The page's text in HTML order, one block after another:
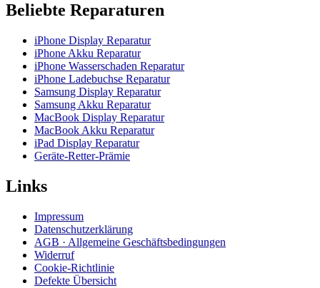
Beliebte Reparaturen
iPhone Display Reparatur
iPhone Akku Reparatur
iPhone Wasserschaden Reparatur
iPhone Ladebuchse Reparatur
Samsung Display Reparatur
Samsung Akku Reparatur
MacBook Display Reparatur
MacBook Akku Reparatur
iPad Display Reparatur
Geräte-Retter-Prämie
Links
Impressum
Datenschutzerklärung
AGB · Allgemeine Geschäftsbedingungen
Widerruf
Cookie-Richtlinie
Defekte Übersicht